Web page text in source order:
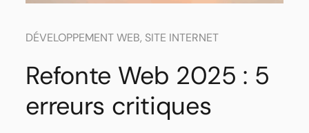
DÉVELOPPEMENT WEB, SITE INTERNET
Refonte Web 2025 : 5
erreurs critiques